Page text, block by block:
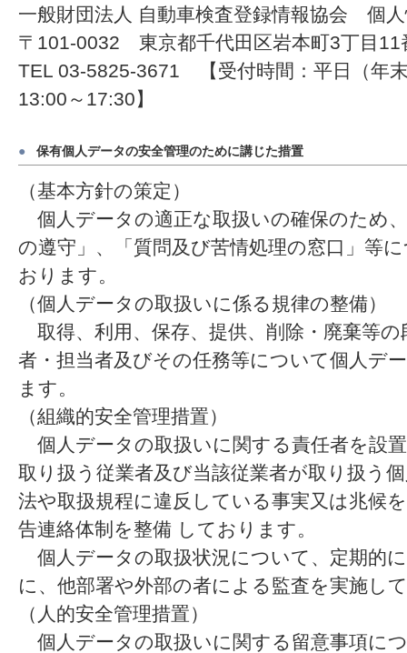
一般財団法人 自動車検査登録情報協会 個
〒101-0032 東京都千代田区岩本町3丁目
TEL 03-5825-3671 【受付時間：平日（年
13:00～17:30】
● 保有個人データの安全管理のために講じた措置
（基本方針の策定）
個人データの適正な取扱いの確保のため
の遵守」、「質問及び苦情処理の窓口」等
おります。
（個人データの取扱いに係る規律の整備）
取得、利用、保存、提供、削除・廃棄等
者・担当者及びその任務等について個人デ
ます。
（組織的安全管理措置）
個人データの取扱いに関する責任者を設
取り扱う従業者及び当該従業者が取り扱う
法や取扱規程に違反している事実又は兆候
告連絡体制を整備 しております。
個人データの取扱状況について、定期的
に、他部署や外部の者による監査を実施し
（人的安全管理措置）
個人データの取扱いに関する留意事項に